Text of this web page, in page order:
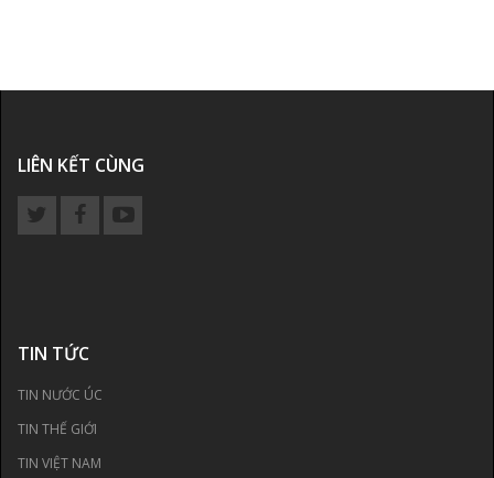
LIÊN KẾT CÙNG
TIN TỨC
TIN NƯỚC ÚC
TIN THẾ GIỚI
TIN VIỆT NAM